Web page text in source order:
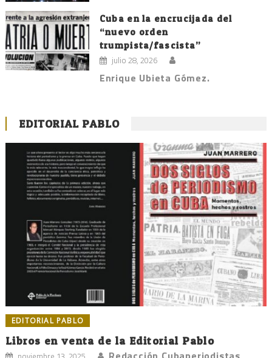
Cuba en la encrucijada del
“nuevo orden
trumpista/fascista”
julio 28, 2026
Enrique Ubieta Gómez.
EDITORIAL PABLO
EDITORIAL PABLO
Libros en venta de la Editorial Pablo